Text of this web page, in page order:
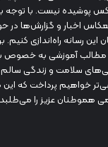
پوشیده نیست. با توجه
اخبار و گزارش‌ها در
رسانه راه‌اندازی کنیم.
مطالب آموزشی به
سلامت و زندگی سالم
خواهیم پرداخت که این
هموطنان عزیز را